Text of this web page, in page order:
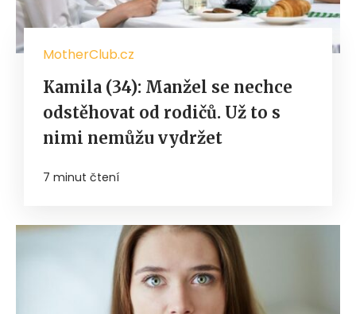
MotherClub.cz
Kamila (34): Manžel se nechce
odstěhovat od rodičů. Už to s
nimi nemůžu vydržet
7 minut čtení